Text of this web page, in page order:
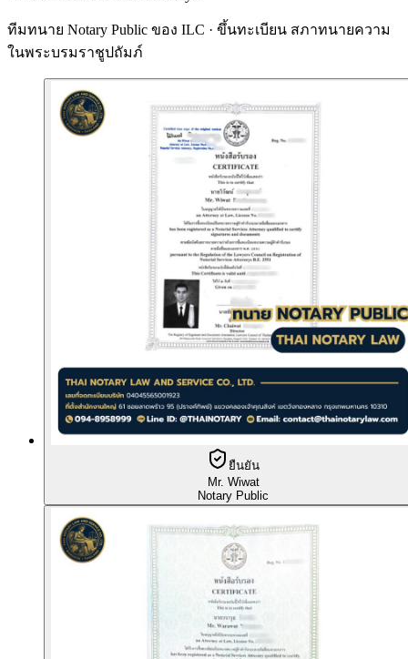
ทีมทนาย Notary Public ของ ILC · ขึ้นทะเบียน สภาทนายความ
ในพระบรมราชูปถัมภ์
ยืนยัน
Mr. Wiwat
Notary Public